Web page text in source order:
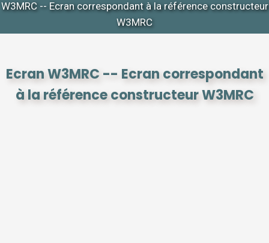
W3MRC -- Ecran correspondant à la référence constructeur
W3MRC
Ecran W3MRC -- Ecran correspondant
à la référence constructeur W3MRC